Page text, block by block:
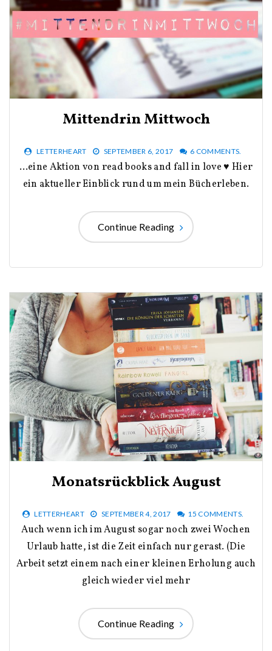
Mittendrin Mittwoch
LETTERHEART SEPTEMBER 6, 2017 6 COMMENTS.
…eine Aktion von read books and fall in love ♥ Hier
ein aktueller Einblick rund um mein Bücherleben.
Continue Reading
Monatsrückblick August
LETTERHEART SEPTEMBER 4, 2017 15 COMMENTS.
Auch wenn ich im August sogar noch zwei Wochen
Urlaub hatte, ist die Zeit einfach nur gerast. (Die
Arbeit setzt einem nach einer kleinen Erholung auch
gleich wieder viel mehr
Continue Reading